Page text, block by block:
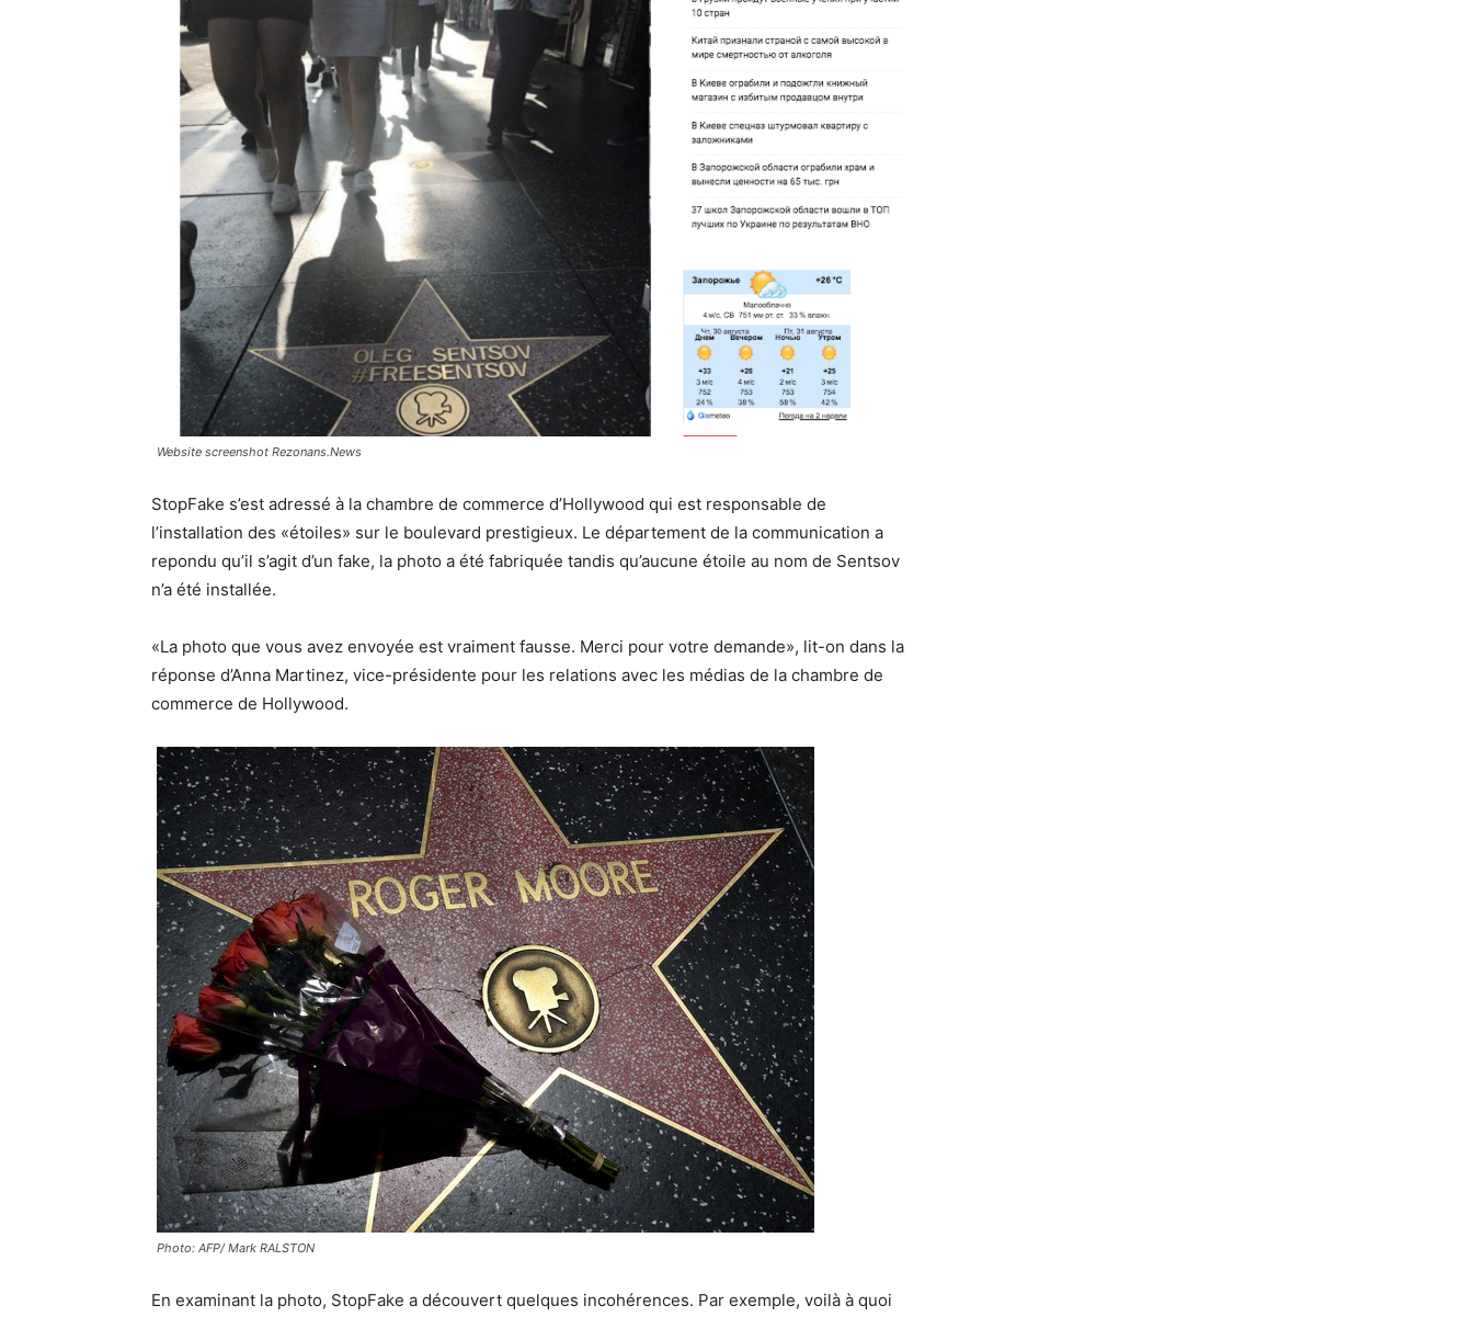
Website screenshot Rezonans.News
StopFake s’est adressé à la chambre de commerce d’Hollywood qui est responsable de
l’installation des «étoiles» sur le boulevard prestigieux. Le département de la communication a
repondu qu’il s’agit d’un fake, la photo a été fabriquée tandis qu’aucune étoile au nom de Sentsov
n’a été installée.
«La photo que vous avez envoyée est vraiment fausse. Merci pour votre demande», lit-on dans la
réponse d’Anna Martinez, vice-présidente pour les relations avec les médias de la chambre de
commerce de Hollywood.
Photo: AFP/ Mark RALSTON
En examinant la photo, StopFake a découvert quelques incohérences. Par exemple, voilà à quoi